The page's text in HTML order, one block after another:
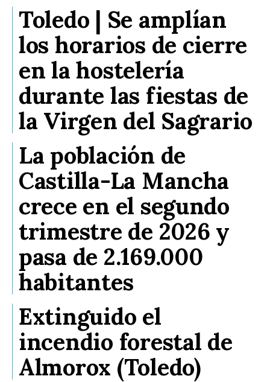
Toledo | Se amplían
los horarios de cierre
en la hostelería
durante las fiestas de
la Virgen del Sagrario
La población de
Castilla-La Mancha
crece en el segundo
trimestre de 2026 y
pasa de 2.169.000
habitantes
Extinguido el
incendio forestal de
Almorox (Toledo)